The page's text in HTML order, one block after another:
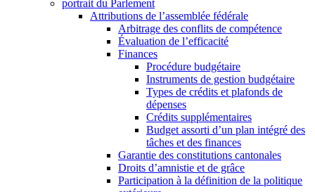
portrait du Parlement
Attributions de l’assemblée fédérale
Arbitrage des conflits de compétence
Évaluation de l’efficacité
Finances
Procédure budgétaire
Instruments de gestion budgétaire
Types de crédits et plafonds de
dépenses
Crédits supplémentaires
Budget assorti d’un plan intégré des
tâches et des finances
Garantie des constitutions cantonales
Droits d’amnistie et de grâce
Participation à la définition de la politique